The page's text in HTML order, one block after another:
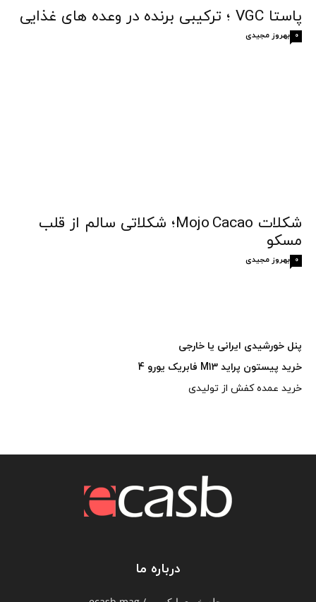
پاستا VGC ؛ ترکیبی برنده در وعده های غذایی
بهروز مجیدی 0
شکلات Mojo Cacao؛ شکلاتی سالم از قلب
مسکو
بهروز مجیدی 0
پنل خورشیدی ایرانی یا خارجی
خرید پیستون پراید M13 فابریک یورو 4
خرید عمده کفش از تولیدی
درباره ما